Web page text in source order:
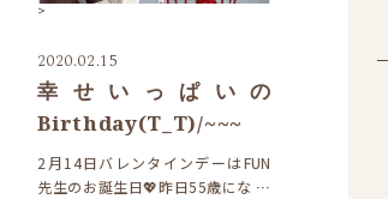
>
2020.02.15
幸せいっぱいの
Birthday(T_T)/~~~
2月14日バレンタインデーはFUN
先生のお誕生日💖昨日55歳にな …